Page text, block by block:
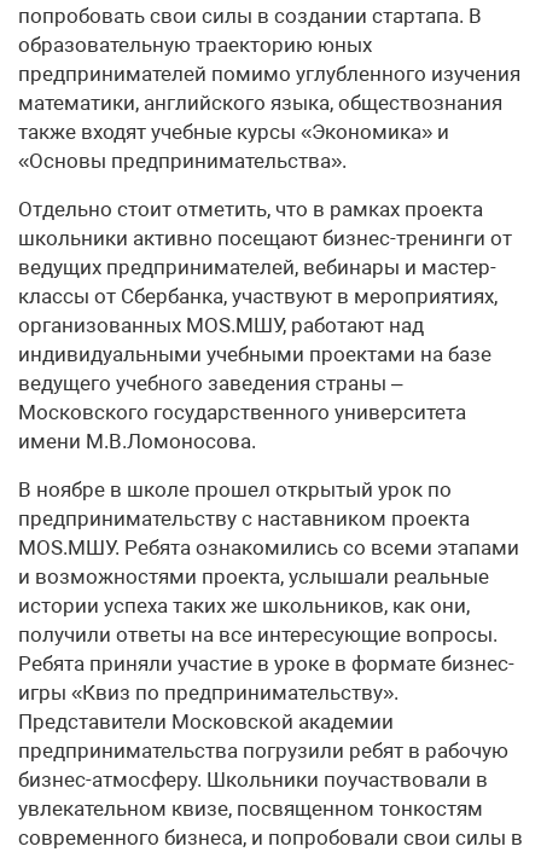
попробовать свои силы в создании стартапа. В
образовательную траекторию юных
предпринимателей помимо углубленного изучения
математики, английского языка, обществознания
также входят учебные курсы «Экономика» и
«Основы предпринимательства».
Отдельно стоит отметить, что в рамках проекта
школьники активно посещают бизнес-тренинги от
ведущих предпринимателей, вебинары и мастер-
классы от Сбербанка, участвуют в мероприятиях,
организованных MOS.МШУ, работают над
индивидуальными учебными проектами на базе
ведущего учебного заведения страны –
Московского государственного университета
имени М.В.Ломоносова.
В ноябре в школе прошел открытый урок по
предпринимательству с наставником проекта
MOS.МШУ. Ребята ознакомились со всеми этапами
и возможностями проекта, услышали реальные
истории успеха таких же школьников, как они,
получили ответы на все интересующие вопросы.
Ребята приняли участие в уроке в формате бизнес-
игры «Квиз по предпринимательству».
Представители Московской академии
предпринимательства погрузили ребят в рабочую
бизнес-атмо­сферу. Школьники поучаствовали в
увлекательном квизе, посвященном тонкостям
современного бизнеса, и попробовали свои силы в